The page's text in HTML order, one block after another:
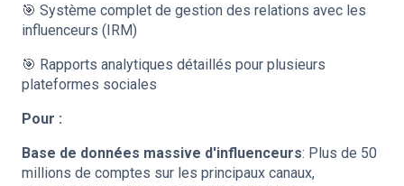
🎯 Système complet de gestion des relations avec les
influenceurs (IRM)
🎯 Rapports analytiques détaillés pour plusieurs
plateformes sociales
Pour :
Base de données massive d'influenceurs: Plus de 50
millions de comptes sur les principaux canaux,